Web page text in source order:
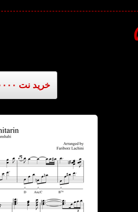
خرید نت ۳۰۰۰۰ تومان